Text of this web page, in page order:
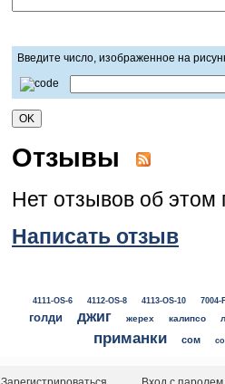
Введите число, изображенное на
Отзывы
Нет отзывов об этом
Написать отзыв
4111-OS-6 4112-OS-8 4113-OS-10 7004-
голди джиг жерех калипсо
приманки сом